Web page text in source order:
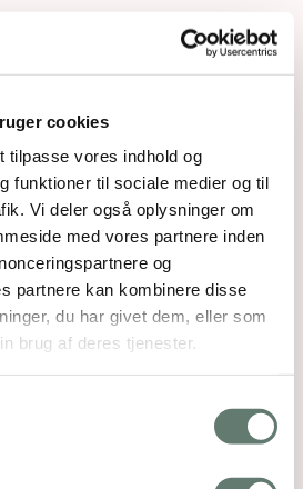
cookies
tilpasse vores indhold og
funktioner til sociale medier og til
Vi deler også oplysninger om
med vores partnere inden
og
partnere kan kombinere disse
du har givet dem, eller som
brug af deres tjenester.
at opsummere vores
man derfra være den
inspirator for sine børn.
menneske i stedet for at
får lov til at få det sidste